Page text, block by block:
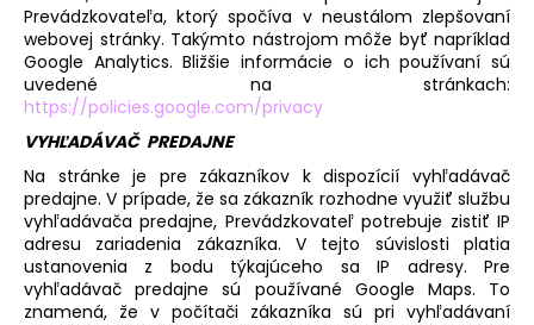
Prevádzkovateľa, ktorý spočíva v neustálom zlepšovaní
webovej stránky. Takýmto nástrojom môže byť napríklad
Google Analytics. Bližšie informácie o ich používaní sú
uvedené na stránkach:
https://policies.google.com/privacy
VYHĽADÁVAČ PREDAJNE
Na stránke je pre zákazníkov k dispozícií vyhľadávač
predajne. V prípade, že sa zákazník rozhodne využiť službu
vyhľadávača predajne, Prevádzkovateľ potrebuje zistiť IP
adresu zariadenia zákazníka. V tejto súvislosti platia
ustanovenia z bodu týkajúceho sa IP adresy. Pre
vyhľadávač predajne sú používané Google Maps. To
znamená, že v počítači zákazníka sú pri vyhľadávaní